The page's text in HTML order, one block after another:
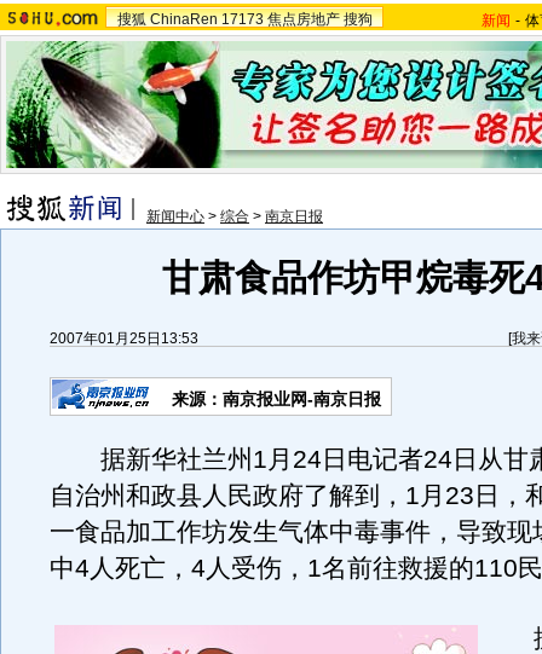
搜狐 ChinaRen 17173 焦点房地产 搜狗 新闻 -
新闻中心 > 综合 > 南京日报
甘肃食品作坊甲烷毒死
2007年01月25日13:53 [我
来源：南京报业网-南京日报
据新华社兰州1月24日电记者24日从甘
自治州和政县人民政府了解到，1月23日，
一食品加工作坊发生气体中毒事件，导致现
中4人死亡，4人受伤，1名前往救援的110
据